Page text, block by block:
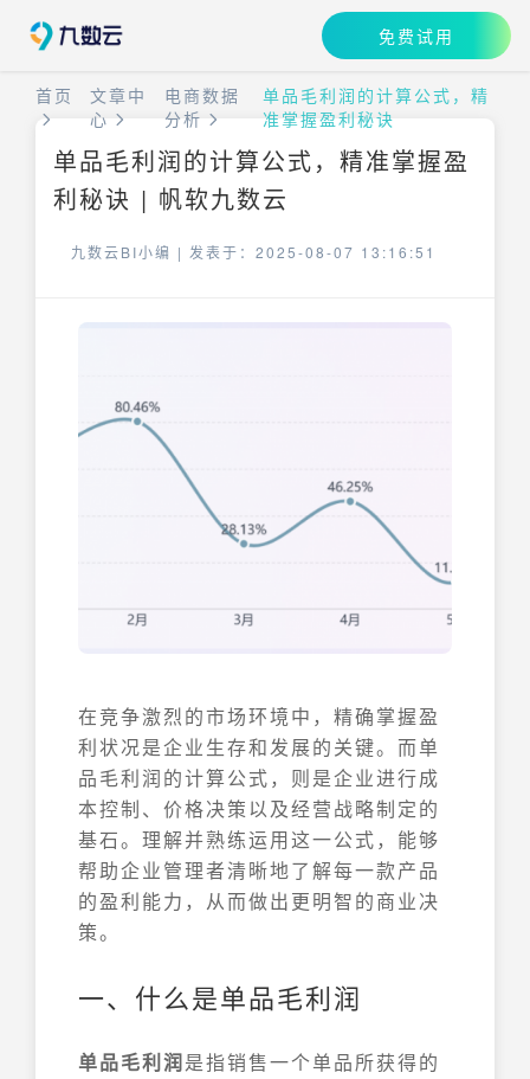
免费试用
首页
文章中
心
电商数据
分析
单品毛利润的计算公式，精
准掌握盈利秘诀
单品毛利润的计算公式，精准掌握盈
利秘诀 | 帆软九数云
九数云BI小编 | 发表于：2025-08-07 13:16:51
在竞争激烈的市场环境中，精确掌握盈
利状况是企业生存和发展的关键。而单
品毛利润的计算公式，则是企业进行成
本控制、价格决策以及经营战略制定的
基石。理解并熟练运用这一公式，能够
帮助企业管理者清晰地了解每一款产品
的盈利能力，从而做出更明智的商业决
策。
一、什么是单品毛利润
单品毛利润是指销售一个单品所获得的